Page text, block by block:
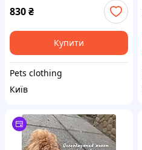
830₴
Купити
Pets clothing
Київ